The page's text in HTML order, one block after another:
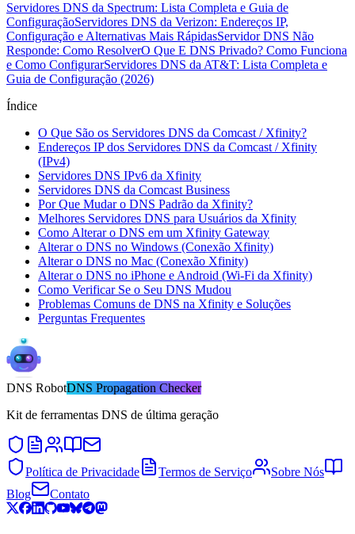
Servidores DNS da Spectrum: Lista Completa e Guia de
ConfiguraçãoServidores DNS da Verizon: Endereços IP,
Configuração e Alternativas Mais RápidasServidor DNS Não
Responde: Como ResolverO Que E DNS Privado? Como Funciona
e Como ConfigurarServidores DNS da AT&T: Lista Completa e
Guia de Configuração (2026)
Índice
O Que São os Servidores DNS da Comcast / Xfinity?
Endereços IP dos Servidores DNS da Comcast / Xfinity
(IPv4)
Servidores DNS IPv6 da Xfinity
Servidores DNS da Comcast Business
Por Que Mudar o DNS Padrão da Xfinity?
Melhores Servidores DNS para Usuários da Xfinity
Como Alterar o DNS em um Xfinity Gateway
Alterar o DNS no Windows (Conexão Xfinity)
Alterar o DNS no Mac (Conexão Xfinity)
Alterar o DNS no iPhone e Android (Wi-Fi da Xfinity)
Como Verificar Se o Seu DNS Mudou
Problemas Comuns de DNS na Xfinity e Soluções
Perguntas Frequentes
DNS RobotDNS Propagation Checker
Kit de ferramentas DNS de última geração
Política de Privacidade Termos de Serviço
Sobre Nós
Blog
Contato